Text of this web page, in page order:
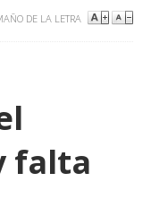
DE LA LETRA
falta